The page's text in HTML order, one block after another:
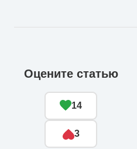
Оцените статью
14
3